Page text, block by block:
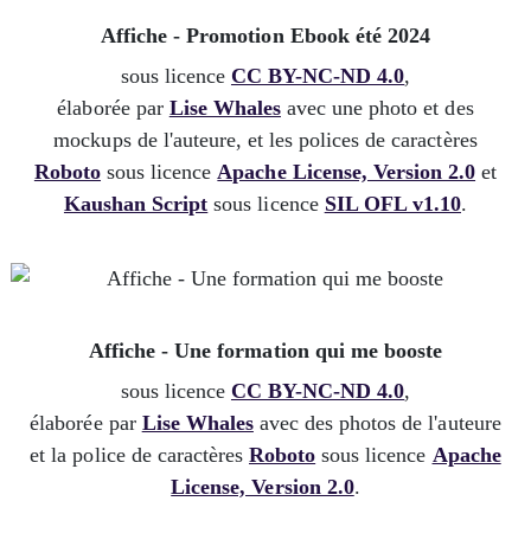
Affiche - Promotion Ebook été 2024
sous licence CC BY-NC-ND 4.0,
élaborée par Lise Whales avec une photo et des
mockups de l'auteure, et les polices de caractères
Roboto sous licenceApache License, Version 2.0 et
Kaushan Script sous licence SIL OFL v1.10.
Affiche - Une formation qui me booste
sous licence CC BY-NC-ND 4.0,
élaborée par Lise Whalesavec des photos de l'auteure
et la police de caractères Roboto sous licence Apache
License, Version 2.0.